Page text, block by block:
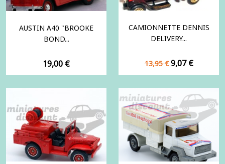
AUSTIN A40 "BROOKE
BOND...
Prix
19,00 €
CAMIONNETTE DENNIS
DELIVERY...
Prix
de
13,95 € Prix
9,07 €